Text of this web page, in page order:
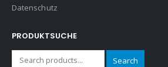
Datenschutz
PRODUKTSUCHE
Search